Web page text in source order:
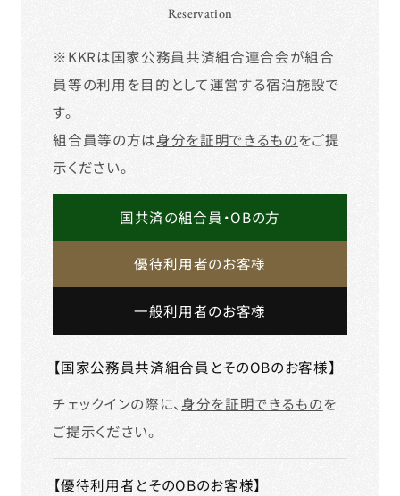
Reservation
※KKRは国家公務員共済組合連合会が組合
員等の利用を目的として運営する宿泊施設で
す。
組合員等の方は身分を証明できるものをご提
示ください。
国共済の組合員・OBの方
優待利用者のお客様
一般利用者のお客様
【国家公務員共済組合員とそのOBのお客様】
チェックインの際に、身分を証明できるものを
ご提示ください。
【優待利用者とそのOBのお客様】